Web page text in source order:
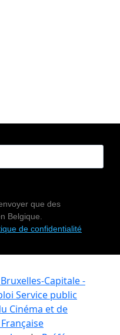
que des
Belgique.
de confidentialité
Capitale -
Service public
Cinéma et de